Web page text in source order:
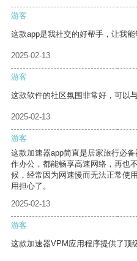
游客
这款app是我社交的好帮手，让我
2025-02-13
游客
这款软件的社区氛围非常好，可以
2025-02-13
游客
这款加速器app简直是居家旅行必
作办公，都能畅享高速网络，再也
候，经常因为网速慢而无法正常使
用担心了。
2025-02-13
游客
这款加速器VPM应用程序提供了顶